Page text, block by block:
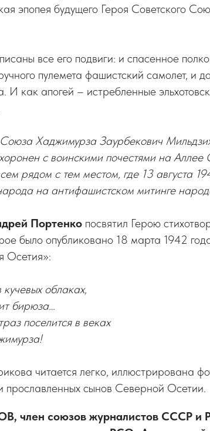
эпопея будущего Героя Советского
все его подвиги: и спасенное
пулемета фашистский самолет, и
И как апогей – истребленные
Союза Хаджимурза Заурбекович
с воинскими почестями на Аллее
рядом с тем местом, где 13 августа
на антифашистском митинге
Портенко посвятил Герою
было опубликовано 18 марта 1942
Осетия»:
облаках,
бирюза…
поселится в веках
читается легко, иллюстрирована
прославленных сынов Северной Осетии.
член союзов журналистов СССР и